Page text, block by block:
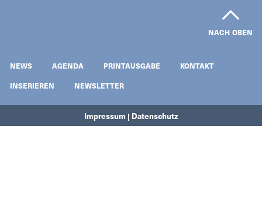
NACH OBEN
NEWS AGENDA PRINTAUSGABE
KONTAKT
INSERIEREN
NEWSLETTER
Impressum | Datenschutz